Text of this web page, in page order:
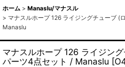
ホーム > Manaslu/マナスル
> マナスルホープ 126 ライジングチューブ (
Manaslu
マナスルホープ 126 ライジン
パーツ4点セット / Manaslu [